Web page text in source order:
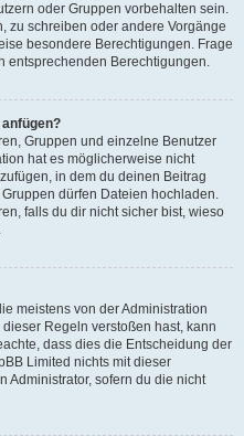
oder Gruppen vorbehalten sein.
zu schreiben oder andere Vorgänge
besondere Berechtigungen. Frage
entsprechenden Berechtigungen.
Gruppen und einzelne Benutzer
hat es möglicherweise nicht
in dem du deinen Beitrag
dürfen Dateien hochladen.
falls du dir nicht sicher bist, wieso
meistens von der Administration
Regeln verstoßen hast, kann
dass dies die Entscheidung der
Limited nichts mit dieser
Administrator, sofern du die nicht